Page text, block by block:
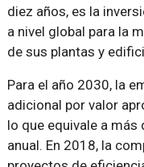
diez años, es la
a nivel global para la
de sus plantas y
Para el año 2030, la
adicional por valor
lo que equivale a
anual. En 2018, la